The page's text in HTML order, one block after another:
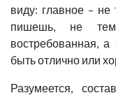
виду: главное –
пишешь, не
востребованная, а
быть отлично или
Разумеется,